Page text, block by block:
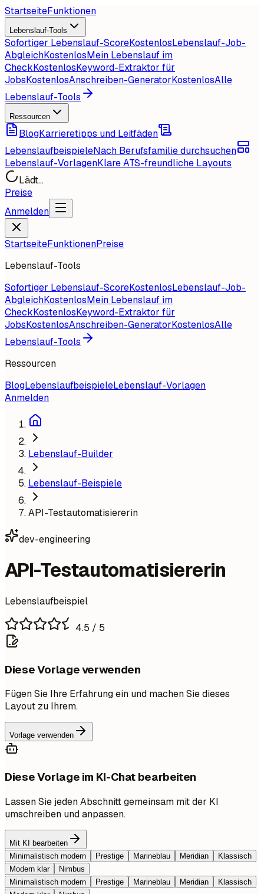
StartseiteFunktionen
Lebenslauf-Tools
Sofortiger Lebenslauf-ScoreKostenlosLebenslauf-Job-
AbgleichKostenlosMein Lebenslauf im
CheckKostenlosKeyword-Extraktor für
JobsKostenlosAnschreiben-GeneratorKostenlosAlle
Lebenslauf-Tools
Ressourcen
BlogKarrieretipps und Leitfäden
LebenslaufbeispieleNach Berufsfamilie durchsuchen
Lebenslauf-VorlagenKlare ATS-freundliche Layouts
Lädt...
Preise
Anmelden
StartseiteFunktionenPreise
Lebenslauf-Tools
Sofortiger Lebenslauf-ScoreKostenlosLebenslauf-Job-
AbgleichKostenlosMein Lebenslauf im
CheckKostenlosKeyword-Extraktor für
JobsKostenlosAnschreiben-GeneratorKostenlosAlle
Lebenslauf-Tools
Ressourcen
BlogLebenslaufbeispieleLebenslauf-Vorlagen
Anmelden
Lebenslauf-Builder
Lebenslauf-Beispiele
API-Testautomatisiererin
dev-engineering
API-Testautomatisiererin
Lebenslaufbeispiel
4.5 / 5
Diese Vorlage verwenden
Fügen Sie Ihre Erfahrung ein und machen Sie dieses
Layout zu Ihrem.
Vorlage verwenden
Diese Vorlage im KI-Chat bearbeiten
Lassen Sie jeden Abschnitt gemeinsam mit der KI
umschreiben und anpassen.
Mit KI bearbeiten
Minimalistisch modern
Prestige Marineblau Meridian
Klassisch
Modern klar
Nimbus
Minimalistisch modern
Prestige Marineblau Meridian
Klassisch